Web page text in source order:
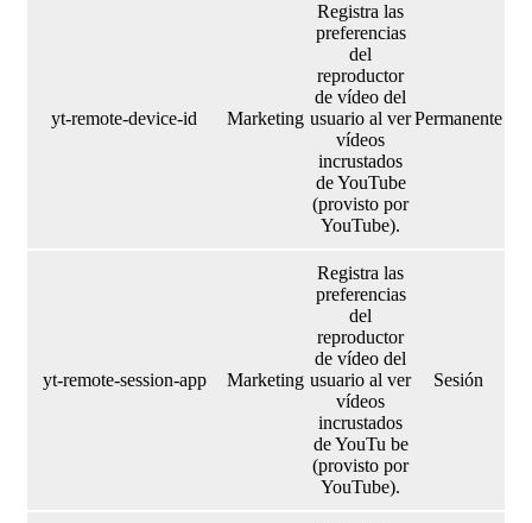
yt-remote-device-id Marketing
Registra las
preferencias
del
reproductor
de vídeo del
usuario al ver
vídeos
incrustados
de YouTube
(provisto por
YouTube).
Permanente
yt-remote-session-app Marketing
Registra las
preferencias
del
reproductor
de vídeo del
usuario al ver
vídeos
incrustados
de YouTu be
(provisto por
YouTube).
Sesión